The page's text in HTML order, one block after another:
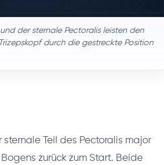
der sternale Pectoralis leisten den
durch die gestreckte Position
sternale Teil des Pectoralis major
zurück zum Start. Beide